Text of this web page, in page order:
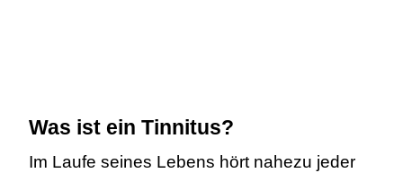
Was ist ein Tinnitus?
Im Laufe seines Lebens hört nahezu jeder